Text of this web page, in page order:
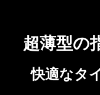
超薄型の
快適なタ